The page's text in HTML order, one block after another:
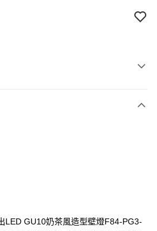
LED GU10奶茶風造型壁燈F84-PG3-